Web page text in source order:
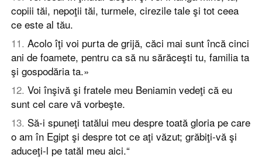
copiii tăi, nepoţii tăi, turmele, cirezile tale şi tot ceea
ce este al tău.
11. Acolo îţi voi purta de grijă, căci mai sunt încă cinci
ani de foamete, pentru ca să nu sărăceşti tu, familia ta
şi gospodăria ta.»
12. Voi înşivă şi fratele meu Beniamin vedeţi că eu
sunt cel care vă vorbeşte.
13. Să-i spuneţi tatălui meu despre toată gloria pe care
o am în Egipt şi despre tot ce aţi văzut; grăbiţi-vă şi
aduceţi-l pe tatăl meu aici.“